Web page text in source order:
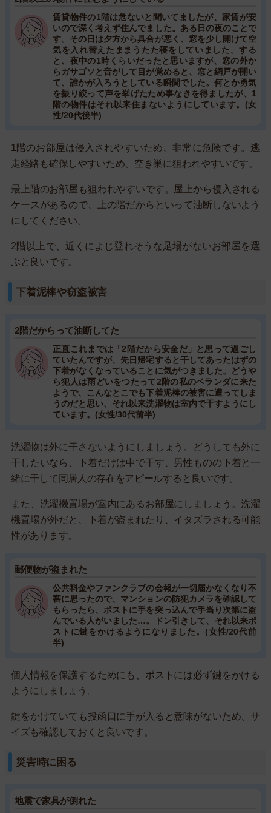
賃貸物件の1階は危ないと聞いてましたが、家賃が安
いので深く考えず住んでました。ある日の夜のことで
す。その日は夕方から具合が悪く、窓を少し開けて空
気を入れ替えたままうたた寝をしていました。する
と、夜中の1時くらいだったと思いますが、窓の外か
らガサゴソと音がして目が覚めると、窓と網戸が開い
て、誰かが入ろうとしている瞬間でした。何とか勇気
を振り絞って声を挙げたため事なきを得ましたが、1
階の物件はそれ以来住まないようにしています。(女
性/20代後半)
1階のお部屋は侵入されやすいため、非常に危険です。逃
走経路も確保しやすいため、空き巣に狙われやすいです。
最上階のお部屋も狙われやすいです。屋上から侵入される
ケースがあるので、上の階だからといって油断しないよう
にしてください。
2階以上で、近くによじ登れそうな足場がないお部屋を選
ぶと良いです。
下着泥棒や窃盗被害
2階だからって油断してた
正直これまでは「2階だから安全だ」と思って過ごし
ていたんですが、先日帰宅すると干してあったはずの
下着がなくなっていることに気がつきました。どうや
ら犯人は雨どいをつたって2階の私のベランダに来た
ようで、こんなとこでも下着泥棒の被害に遭ってしま
うのだと思い、それ以来洗濯物は室内で干すようにし
ています。(女性/30代前半)
洗濯物は外に干さないようにしましょう。どうしても外に
干したいなら、下着だけは中で干す、男性ものの下着と一
緒に干して同居人の存在をアピールすると良いです。
また、洗濯機置場が室内にあるお部屋にしましょう。洗濯
機置場が外だと、下着が盗まれたり、イタズラされる可能
性があります。
郵便物が盗まれた
公共料金やファンクラブの会報が一切届かなくなり不
審に思ったので、マンションの防犯カメラを確認して
もらったら、ポストに手を突っ込んで手当り次第に盗
んでいる人がいました…。ドン引きして、それ以来ポ
ストに鍵をかけるようになりました。(女性/20代前
半)
個人情報を保護するためにも、ポストには必ず鍵をかける
ようにしましょう。
鍵をかけていても投函口に手が入ると意味がないため、サ
イズも確認しておくと良いです。
災害時に困る
地震で家具が倒れた